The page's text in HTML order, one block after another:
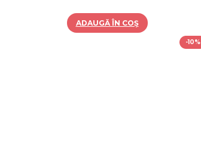
ADAUGĂ ÎN COȘ
-10%